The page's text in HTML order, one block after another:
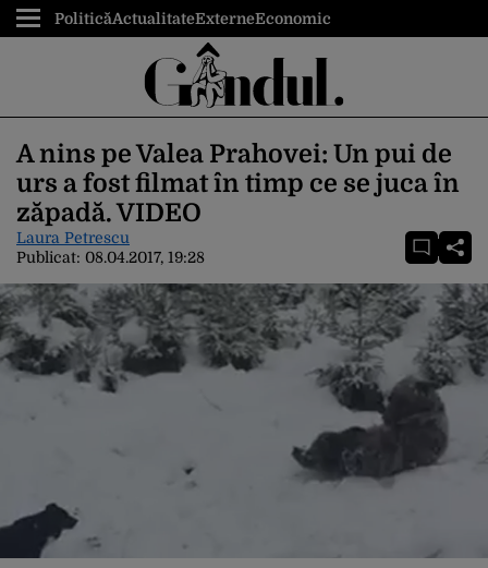
PoliticăActualitateExterneEconomic
A nins pe Valea Prahovei: Un pui de
urs a fost filmat în timp ce se juca în
zăpadă. VIDEO
Laura Petrescu
Publicat: 08.04.2017, 19:28